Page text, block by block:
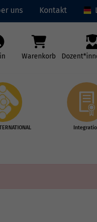
uns Kontakt
Warenkorb